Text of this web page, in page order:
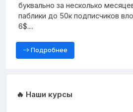
буквально за несколько
паблики до 50к подписчиков
6$....
Подробнее
🔥 Наши курсы